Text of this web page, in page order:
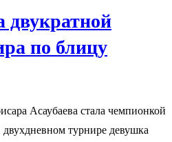
двукратной
по блицу
Асаубаева стала чемпионкой
турнире девушка